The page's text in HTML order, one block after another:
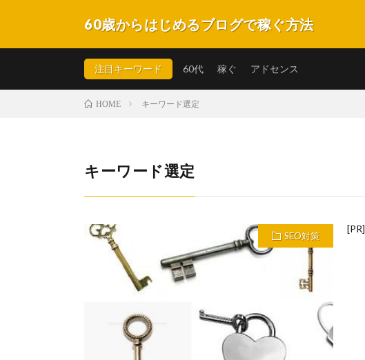
60歳からはじめるブログで稼ぐ方法
不明な点はどうぞお気軽にお問合せ下さい。
注目キーワード 60代 稼ぐ アドセンス
HOME キーワード選定
キーワード選定
SEO対策
[PR]